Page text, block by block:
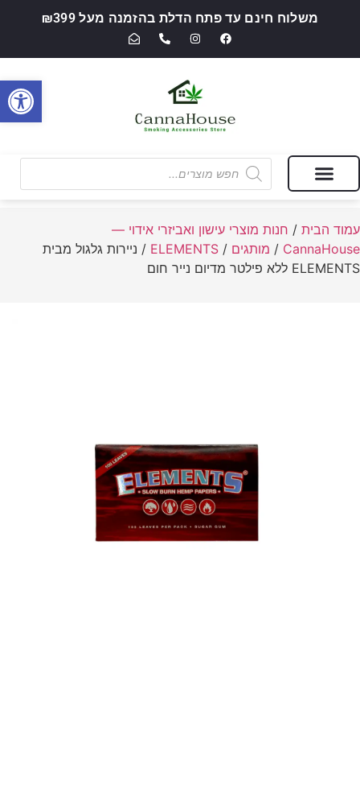
משלוח חינם עד פתח הדלת בהזמנה מעל ₪399
עמוד הבית / חנות מוצרי עישון ואביזרי אידוי —
CannaHouse
/ מותגים /
ELEMENTS / ניירות גלגול מבית
ELEMENTS ללא פילטר מדיום נייר חום
פתח